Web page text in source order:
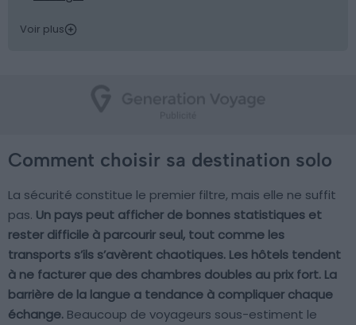
Voir plus
Comment choisir sa destination solo
La sécurité constitue le premier filtre, mais elle ne suffit
pas. Un pays peut afficher de bonnes statistiques et
rester difficile à parcourir seul, tout comme les
transports s’ils s’avèrent chaotiques. Les hôtels tendent
à ne facturer que des chambres doubles au prix fort. La
barrière de la langue a tendance à compliquer chaque
échange. Beaucoup de voyageurs sous-estiment le